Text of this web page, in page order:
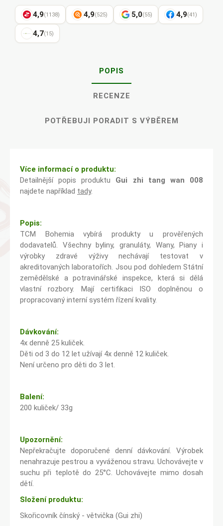
4,9(1138) 4,9(525) 5,0(55) 4,9(41)
4,7(15)
POPIS
RECENZE
POTŘEBUJI PORADIT S VÝBĚREM
Více informací o produktu:
Detailnější popis produktu Gui zhi tang wan 008
najdete například tady.
Popis:
TCM Bohemia vybírá produkty u prověřených
dodavatelů. Všechny byliny, granuláty, Wany, Piany i
výrobky zdravé výživy nechávají testovat v
akreditovaných laboratořích. Jsou pod dohledem Státní
zemědělské a potravinářské inspekce, která si dělá
vlastní rozbory. Mají certifikaci ISO doplněnou o
propracovaný interní systém řízení kvality.
Dávkování:
4x denně 25 kuliček.
Děti od 3 do 12 let užívají 4x denně 12 kuliček.
Není určeno pro děti do 3 let.
Balení:
200 kuliček/ 33g
Upozornění:
Nepřekračujte doporučené denní dávkování. Výrobek
nenahrazuje pestrou a vyváženou stravu. Uchovávejte v
suchu při teplotě do 25°C. Uchovávejte mimo dosah
dětí.
Složení produktu:
Skořicovník čínský - větvička (Gui zhi)